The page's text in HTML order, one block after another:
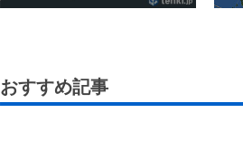
おすすめ記事